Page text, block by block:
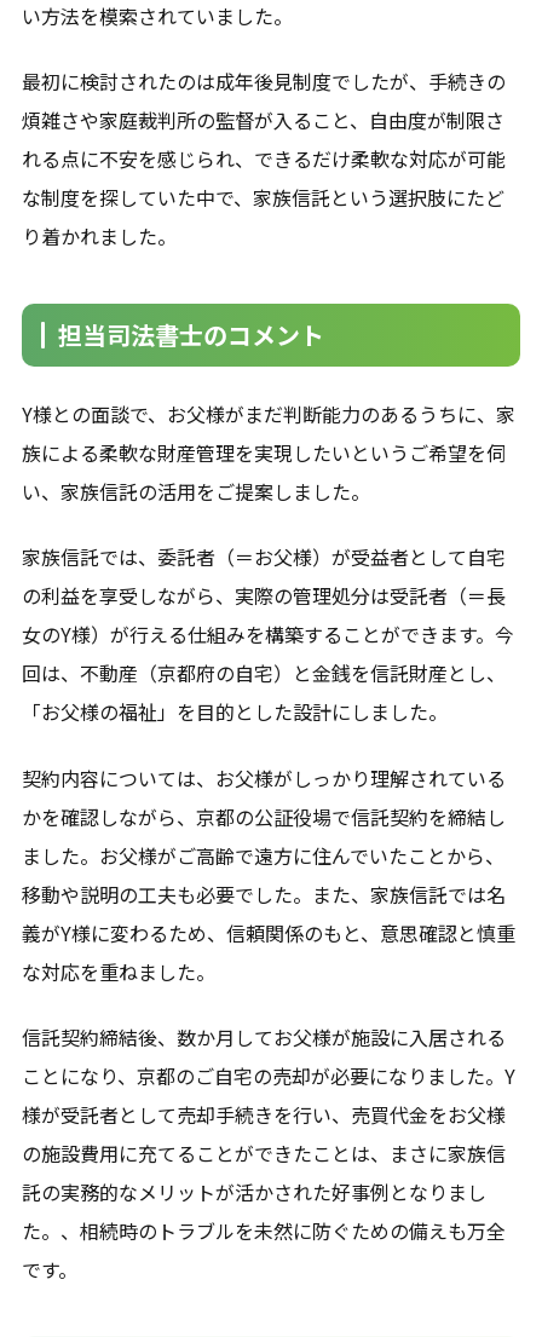
い方法を模索されていました。
最初に検討されたのは成年後見制度でしたが、手続きの
煩雑さや家庭裁判所の監督が入ること、自由度が制限さ
れる点に不安を感じられ、できるだけ柔軟な対応が可能
な制度を探していた中で、家族信託という選択肢にたど
り着かれました。
担当司法書士のコメント
Y様との面談で、お父様がまだ判断能力のあるうちに、家
族による柔軟な財産管理を実現したいというご希望を伺
い、家族信託の活用をご提案しました。
家族信託では、委託者（＝お父様）が受益者として自宅
の利益を享受しながら、実際の管理処分は受託者（＝長
女のY様）が行える仕組みを構築することができます。今
回は、不動産（京都府の自宅）と金銭を信託財産とし、
「お父様の福祉」を目的とした設計にしました。
契約内容については、お父様がしっかり理解されている
かを確認しながら、京都の公証役場で信託契約を締結し
ました。お父様がご高齢で遠方に住んでいたことから、
移動や説明の工夫も必要でした。また、家族信託では名
義がY様に変わるため、信頼関係のもと、意思確認と慎重
な対応を重ねました。
信託契約締結後、数か月してお父様が施設に入居される
ことになり、京都のご自宅の売却が必要になりました。Y
様が受託者として売却手続きを行い、売買代金をお父様
の施設費用に充てることができたことは、まさに家族信
託の実務的なメリットが活かされた好事例となりまし
た。、相続時のトラブルを未然に防ぐための備えも万全
です。
東京都
神奈川県
対応エリア一覧を見る